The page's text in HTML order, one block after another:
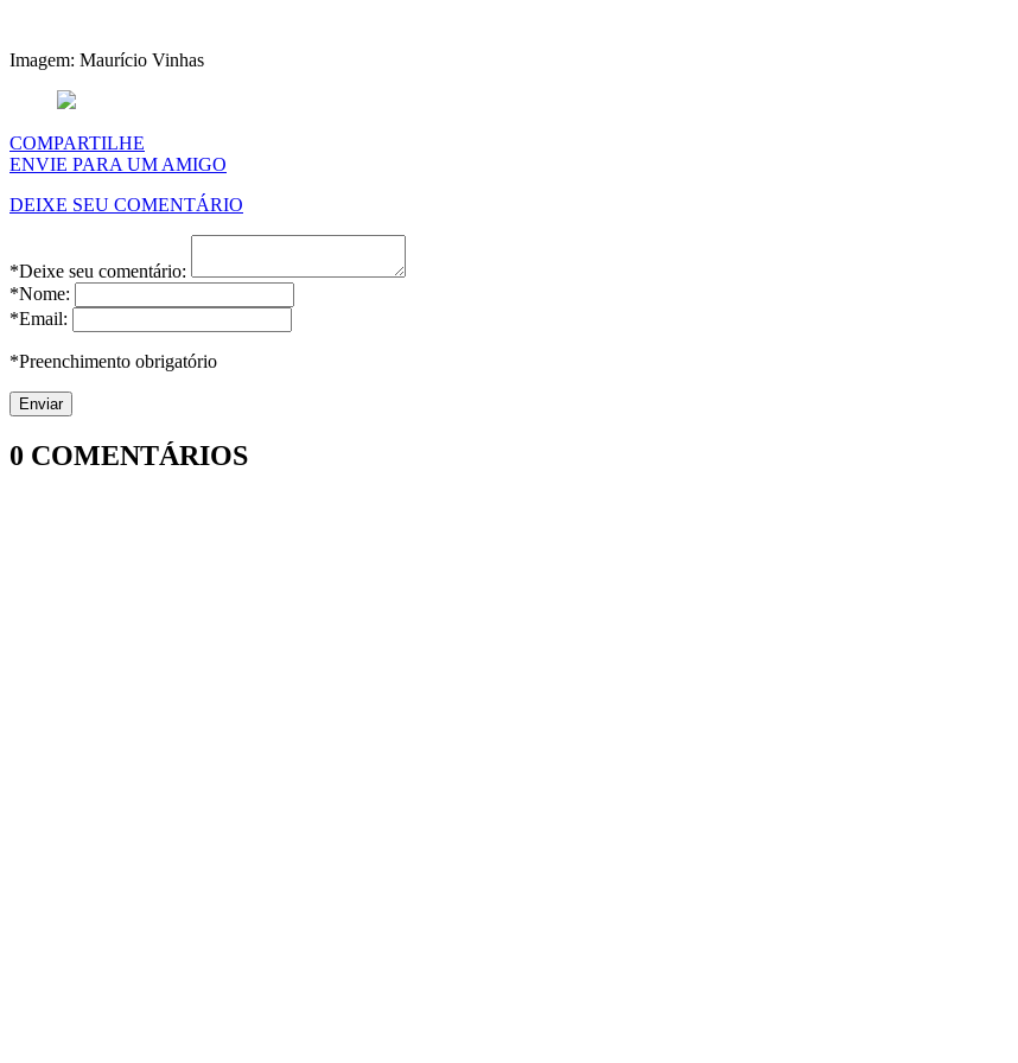
Imagem: Maurício Vinhas
COMPARTILHE
ENVIE PARA UM AMIGO
DEIXE SEU COMENTÁRIO
*Deixe seu comentário:
*Nome:
*Email:
*Preenchimento obrigatório
0 COMENTÁRIOS